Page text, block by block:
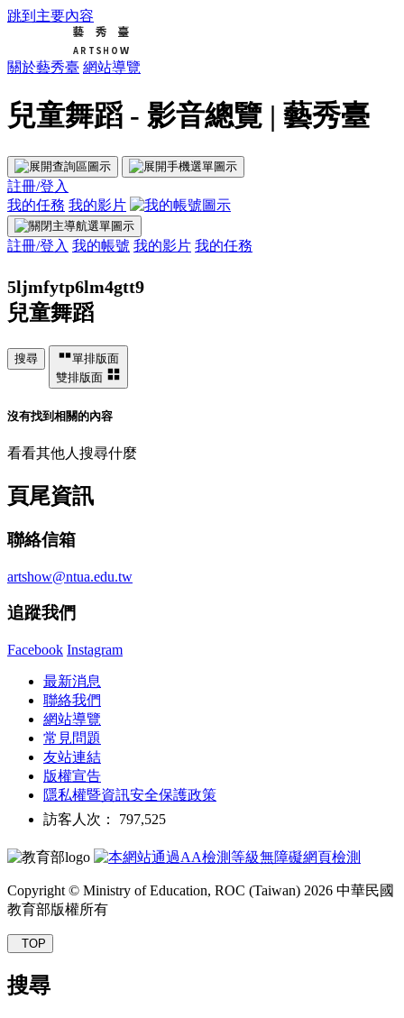
跳到主要內容
關於藝秀臺 網站導覽
兒童舞蹈 - 影音總覽 | 藝秀臺
註冊/登入
我的任務 我的影片
註冊/登入 我的帳號 我的影片 我的任務
5ljmfytp6lm4gtt9
兒童舞蹈
搜尋
單排版面
雙排版面
沒有找到相關的內容
看看其他人搜尋什麼
頁尾資訊
聯絡信箱
artshow@ntua.edu.tw
追蹤我們
Facebook Instagram
最新消息
聯絡我們
網站導覽
常見問題
友站連結
版權宣告
隱私權暨資訊安全保護政策
訪客人次： 797,525
Copyright © Ministry of Education, ROC (Taiwan) 2026 中華民國
教育部版權所有
TOP
搜尋